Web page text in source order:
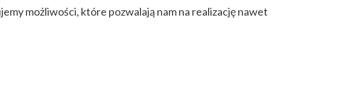
możliwości, które pozwalają nam na realizację nawet